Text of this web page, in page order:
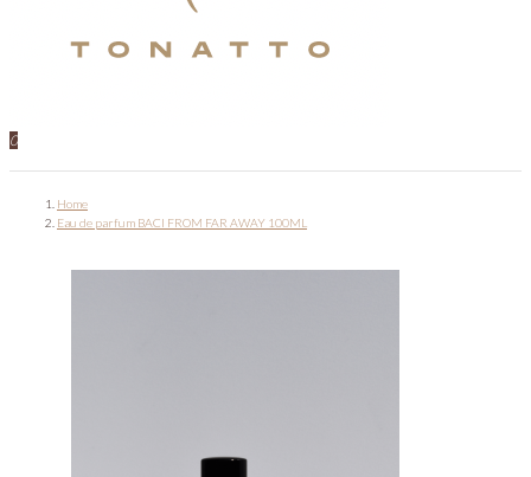
0
Home
Eau de parfum BACI FROM FAR AWAY 100ML